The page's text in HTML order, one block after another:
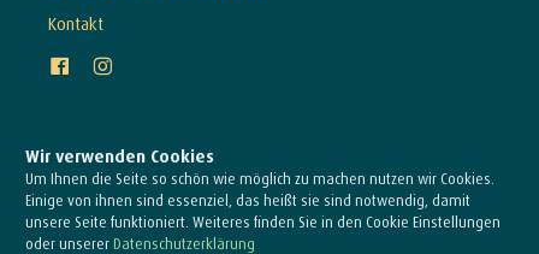
Kontakt
Wir verwenden Cookies
Um Ihnen die Seite so schön wie möglich zu machen nutzen wir Cookies.
Einige von ihnen sind essenziel, das heißt sie sind notwendig, damit
unsere Seite funktioniert. Weiteres finden Sie in den Cookie Einstellungen
oder unserer Datenschutzerklärung